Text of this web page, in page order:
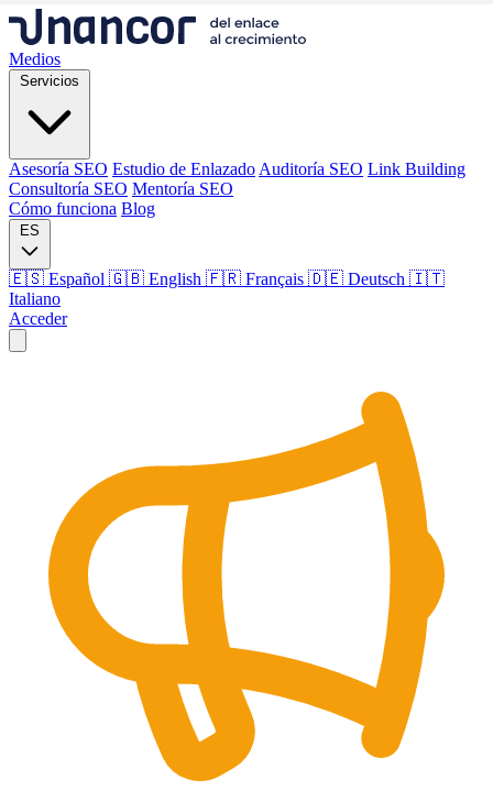
Medios
Servicios
Asesoría SEO Estudio de Enlazado Auditoría SEO Link Building
Consultoría SEO Mentoría SEO
Cómo funciona Blog
ES
🇪🇸 Español 🇬🇧 English 🇫🇷 Français 🇩🇪 Deutsch 🇮🇹
Italiano
Acceder
Estudio de Enlazado Auditoría SEO Link Building
Consultoría SEO
Cómo funciona
Blog
Idioma
🇪🇸 ES
🇬🇧 EN 🇫🇷 FR 🇩🇪 DE
Acceder